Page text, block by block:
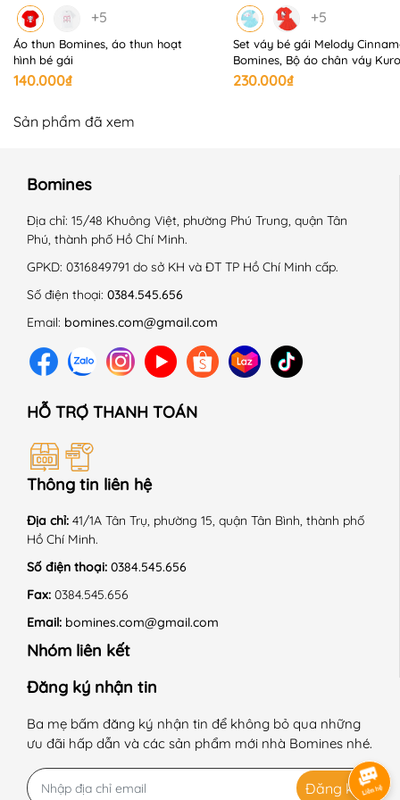
+ Sấy thùng chế độ nhẹ nhàng.
+ Là ở nhiệt độ trung bình 150 độ C.
+ Giặt với sản phẩm cùng màu.
+ Không là lên chi tiết trang trí.
#Bomines #aotreem #aochobegai #aotaydai #begai
#dongutreem #aongutreem #aocolobegai #aogiunhiet
+5
Áo thun Bomines, áo thun hoạt
hình bé gái
140.000₫
+5
Set váy bé gái Melody
Bomines, Bộ áo chân váy
230.000₫
Sản phẩm đã xem
Bomines
Địa chỉ: 15/48 Khuông Việt, phường Phú Trung, quận Tân
Phú, thành phố Hồ Chí Minh.
GPKD: 0316849791 do sở KH và ĐT TP Hồ Chí Minh cấp.
Số điện thoại: 0384.545.656
Email: bomines.com@gmail.com
HỖ TRỢ THANH TOÁN
Thông tin liên hệ
Địa chỉ: 41/1A Tân Trụ, phường 15, quận Tân Bình, thành phố
Hồ Chí Minh.
Số điện thoại: 0384.545.656
Fax: 0384.545.656
Email: bomines.com@gmail.com
Nhóm liên kết
Đăng ký nhận tin
Ba mẹ bấm đăng ký nhận tin để không bỏ qua những
ưu đãi hấp dẫn và các sản phẩm mới nhà Bomines nhé.
Đăng ký